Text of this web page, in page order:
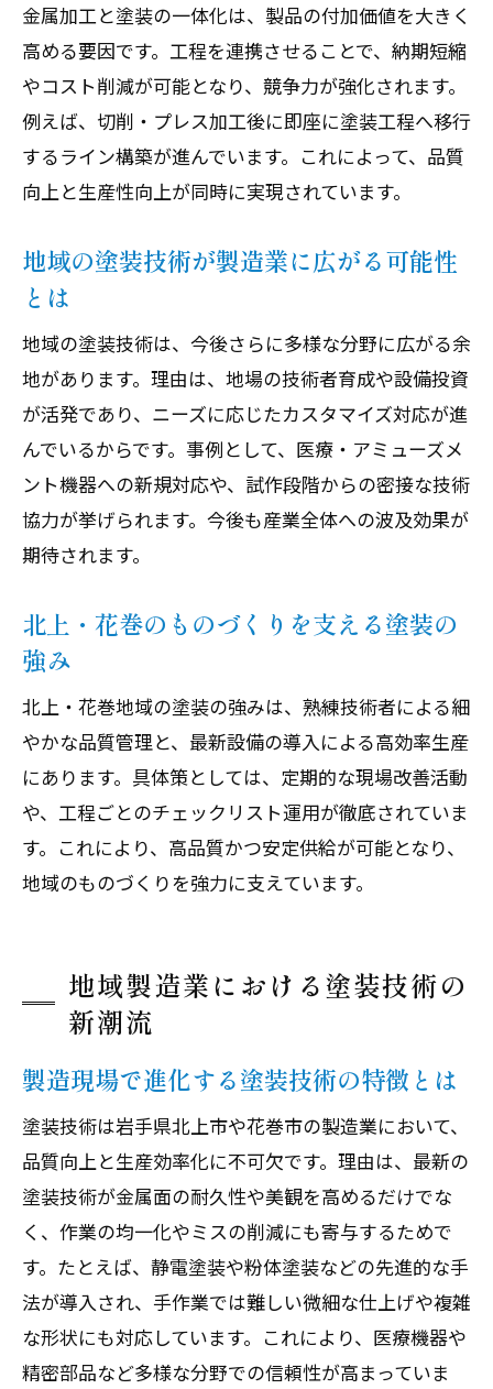
法
製造業の現場で求められる塗装スキルと
は
塗装現場で活かされる最新設備と技術力
塗装人材の育成が企業成長に直結する理
由
現場スタッフが語る塗装のやりがいと魅
力
塗装工程の自動化で実現する効率化のポ
イント
最新ロボット技術と塗装現場の連携を分
自動化が塗装の品質と安全に与えるメリ
ット
策
自動化時代に求められる塗装人材の資質
働きやすさを生む工場設備と金属加工の魅力
塗装現場の設備が生む働きやすさの秘密
金属面加工が現場スタッフに人気の理由
工場設備の最新動向と塗装現場の変化
現場環境が企業の魅力向上に与える影響
若手社員の声で知る塗装職場の雰囲気
キャリア形成に役立つ塗装現場の実態とは
性
現場で学べる塗装スキルと成長の実感
塗装職場の評価制度や昇給の仕組みを解
説
金属加工現場のキャリアアップ事例紹介
塗装分野で求められる人材像と将来性
働く人が語る塗装業界の魅力とやりがい
地域産業の未来を拓く塗装と金属面技術の展
金属加工と塗装の一体化は、製品の付加価値を大きく
高める要因です。工程を連携させることで、納期短縮
やコスト削減が可能となり、競争力が強化されます。
例えば、切削・プレス加工後に即座に塗装工程へ移行
するライン構築が進んでいます。これによって、品質
向上と生産性向上が同時に実現されています。
地域の塗装技術が製造業に広がる可能性
とは
地域の塗装技術は、今後さらに多様な分野に広がる余
地があります。理由は、地場の技術者育成や設備投資
が活発であり、ニーズに応じたカスタマイズ対応が進
んでいるからです。事例として、医療・アミューズメ
ント機器への新規対応や、試作段階からの密接な技術
協力が挙げられます。今後も産業全体への波及効果が
期待されます。
北上・花巻のものづくりを支える塗装の
強み
北上・花巻地域の塗装の強みは、熟練技術者による細
やかな品質管理と、最新設備の導入による高効率生産
にあります。具体策としては、定期的な現場改善活動
や、工程ごとのチェックリスト運用が徹底されていま
す。これにより、高品質かつ安定供給が可能となり、
地域のものづくりを強力に支えています。
地域製造業における塗装技術の
新潮流
製造現場で進化する塗装技術の特徴とは
塗装技術は岩手県北上市や花巻市の製造業において、
品質向上と生産効率化に不可欠です。理由は、最新の
塗装技術が金属面の耐久性や美観を高めるだけでな
く、作業の均一化やミスの削減にも寄与するためで
す。たとえば、静電塗装や粉体塗装などの先進的な手
法が導入され、手作業では難しい微細な仕上げや複雑
な形状にも対応しています。これにより、医療機器や
精密部品など多様な分野での信頼性が高まっていま